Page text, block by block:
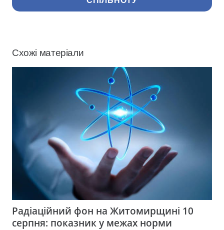
Схожі матеріали
Радіаційний фон на Житомирщині 10
серпня: показник у межах норми